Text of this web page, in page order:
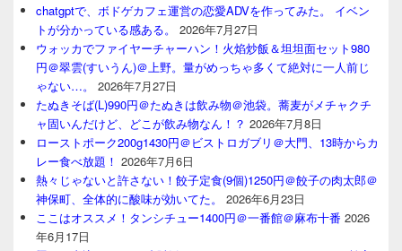
chatgptで、ボドゲカフェ運営の恋愛ADVを作ってみた。 イベン
トが分かっている感ある。
2026年7月27日
ウォッカでファイヤーチャーハン！火焰炒飯＆坦坦面セット980
円＠翠雲(すいうん)＠上野。量がめっちゃ多くて絶対に一人前じ
ゃない…。
2026年7月27日
たぬきそば(L)990円＠たぬきは飲み物＠池袋。蕎麦がメチャクチ
ャ固いんだけど、どこが飲み物なん！？ 2026年7月8日
ローストポーク200g1430円＠ビストロガブリ＠大門、13時からカ
レー食べ放題！ 2026年7月6日
熱々じゃないと許さない！餃子定食(9個)1250円＠餃子の肉太郎＠
神保町、全体的に酸味が効いてた。
2026年6月23日
ここはオススメ！タンシチュー1400円＠一番館＠麻布十番 2026
年6月17日